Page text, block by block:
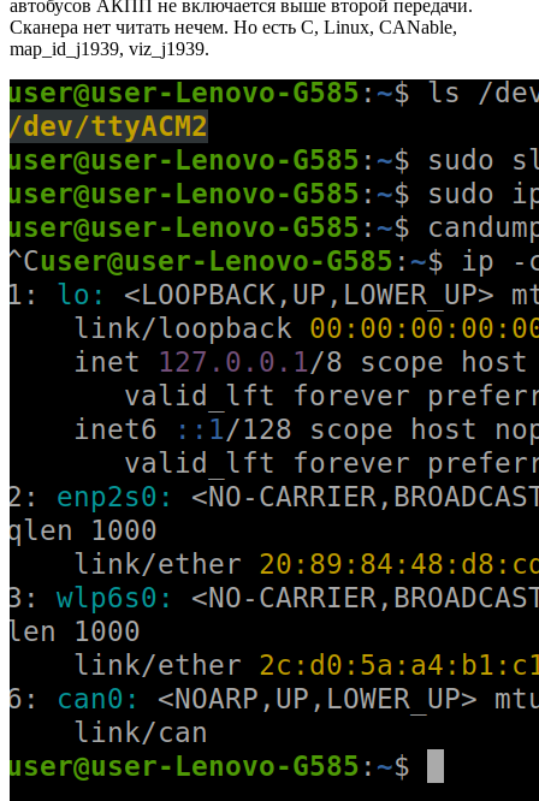
автобусов АКПП не включается выше второй передачи.
Сканера нет читать нечем. Но есть C, Linux, CANable,
map_id_j1939, viz_j1939.